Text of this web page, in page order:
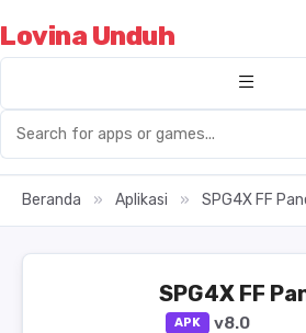
Lovina Unduh
Beranda » Aplikasi » SPG4X FF
SPG4X FF
APK
v8.0